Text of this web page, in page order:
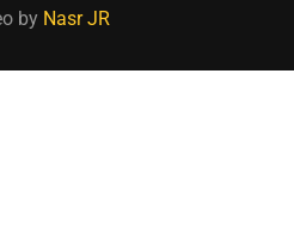
by Nasr JR